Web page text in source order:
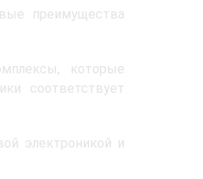
преимущества
которые
соответствует
электроникой и